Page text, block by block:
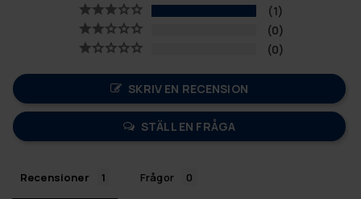
1
0
0
SKRIV EN RECENSION
STÄLL EN FRÅGA
Recensioner Frågor